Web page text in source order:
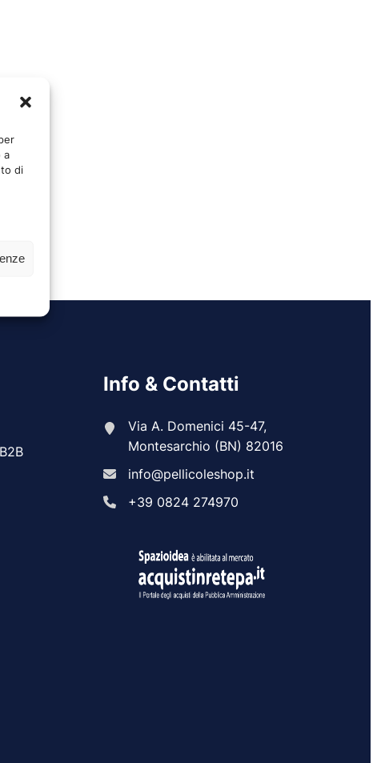
a
di
Info & Contatti
Via A. Domenici 45-47,
Montesarchio (BN) 82016
info@pellicoleshop.it
+39 0824 274970